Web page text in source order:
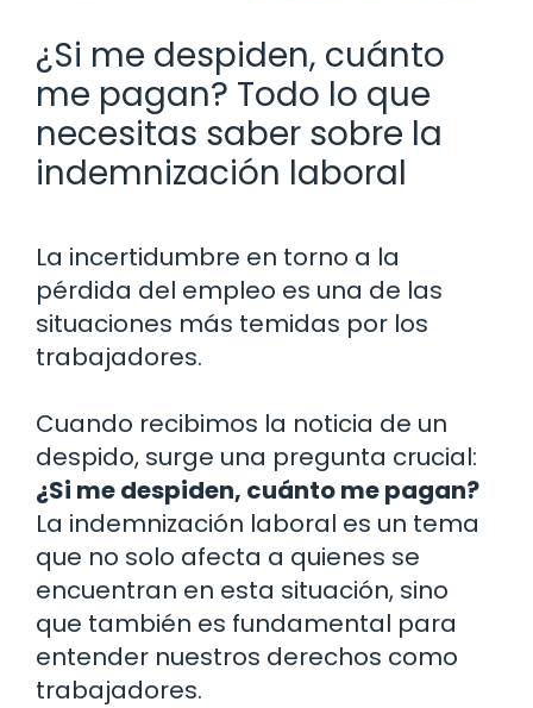
¿Si me despiden, cuánto
me pagan? Todo lo que
necesitas saber sobre la
indemnización laboral
La incertidumbre en torno a la
pérdida del empleo es una de las
situaciones más temidas por los
trabajadores.
Cuando recibimos la noticia de un
despido, surge una pregunta crucial:
¿Si me despiden, cuánto me pagan?
La indemnización laboral es un tema
que no solo afecta a quienes se
encuentran en esta situación, sino
que también es fundamental para
entender nuestros derechos como
trabajadores.